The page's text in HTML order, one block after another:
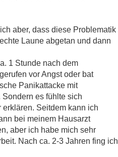
aber, dass diese Problematik
Laune abgetan und dann
1 Stunde nach dem
vor Angst oder bat
Panikattacke mit
es fühlte sich
Seitdem kann ich
bei meinem Hausarzt
aber ich habe mich sehr
Nach ca. 2-3 Jahren fing ich